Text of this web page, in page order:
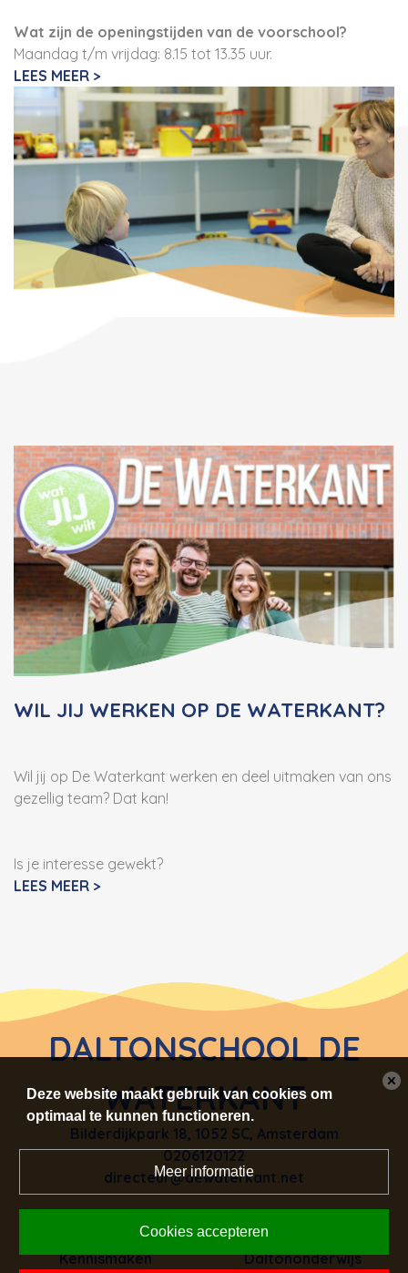
Wat zijn de openingstijden van de voorschool?
Maandag t/m vrijdag: 8.15 tot 13.35 uur.
LEES MEER >
WIL JIJ WERKEN OP DE WATERKANT?
Wil jij op De Waterkant werken en deel uitmaken van ons
gezellig team? Dat kan!
Is je interesse gewekt?
LEES MEER >
DALTONSCHOOL DE
WATERKANT
Bilderdijkpark 18, 1052 SC, Amsterdam
0206120122
directeur@dewaterkant.net
Kennismaken Daltononderwijs
Deze website maakt gebruik van cookies om
optimaal te kunnen functioneren.
Meer informatie
Cookies accepteren